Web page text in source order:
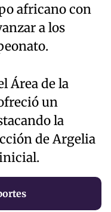
africano con
a los
Área de la
un
la
de Argelia